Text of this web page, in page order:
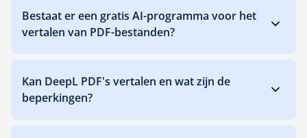
Bestaat er een gratis AI-programma voor het
vertalen van PDF-bestanden?
Kan DeepL PDF's vertalen en wat zijn de
beperkingen?